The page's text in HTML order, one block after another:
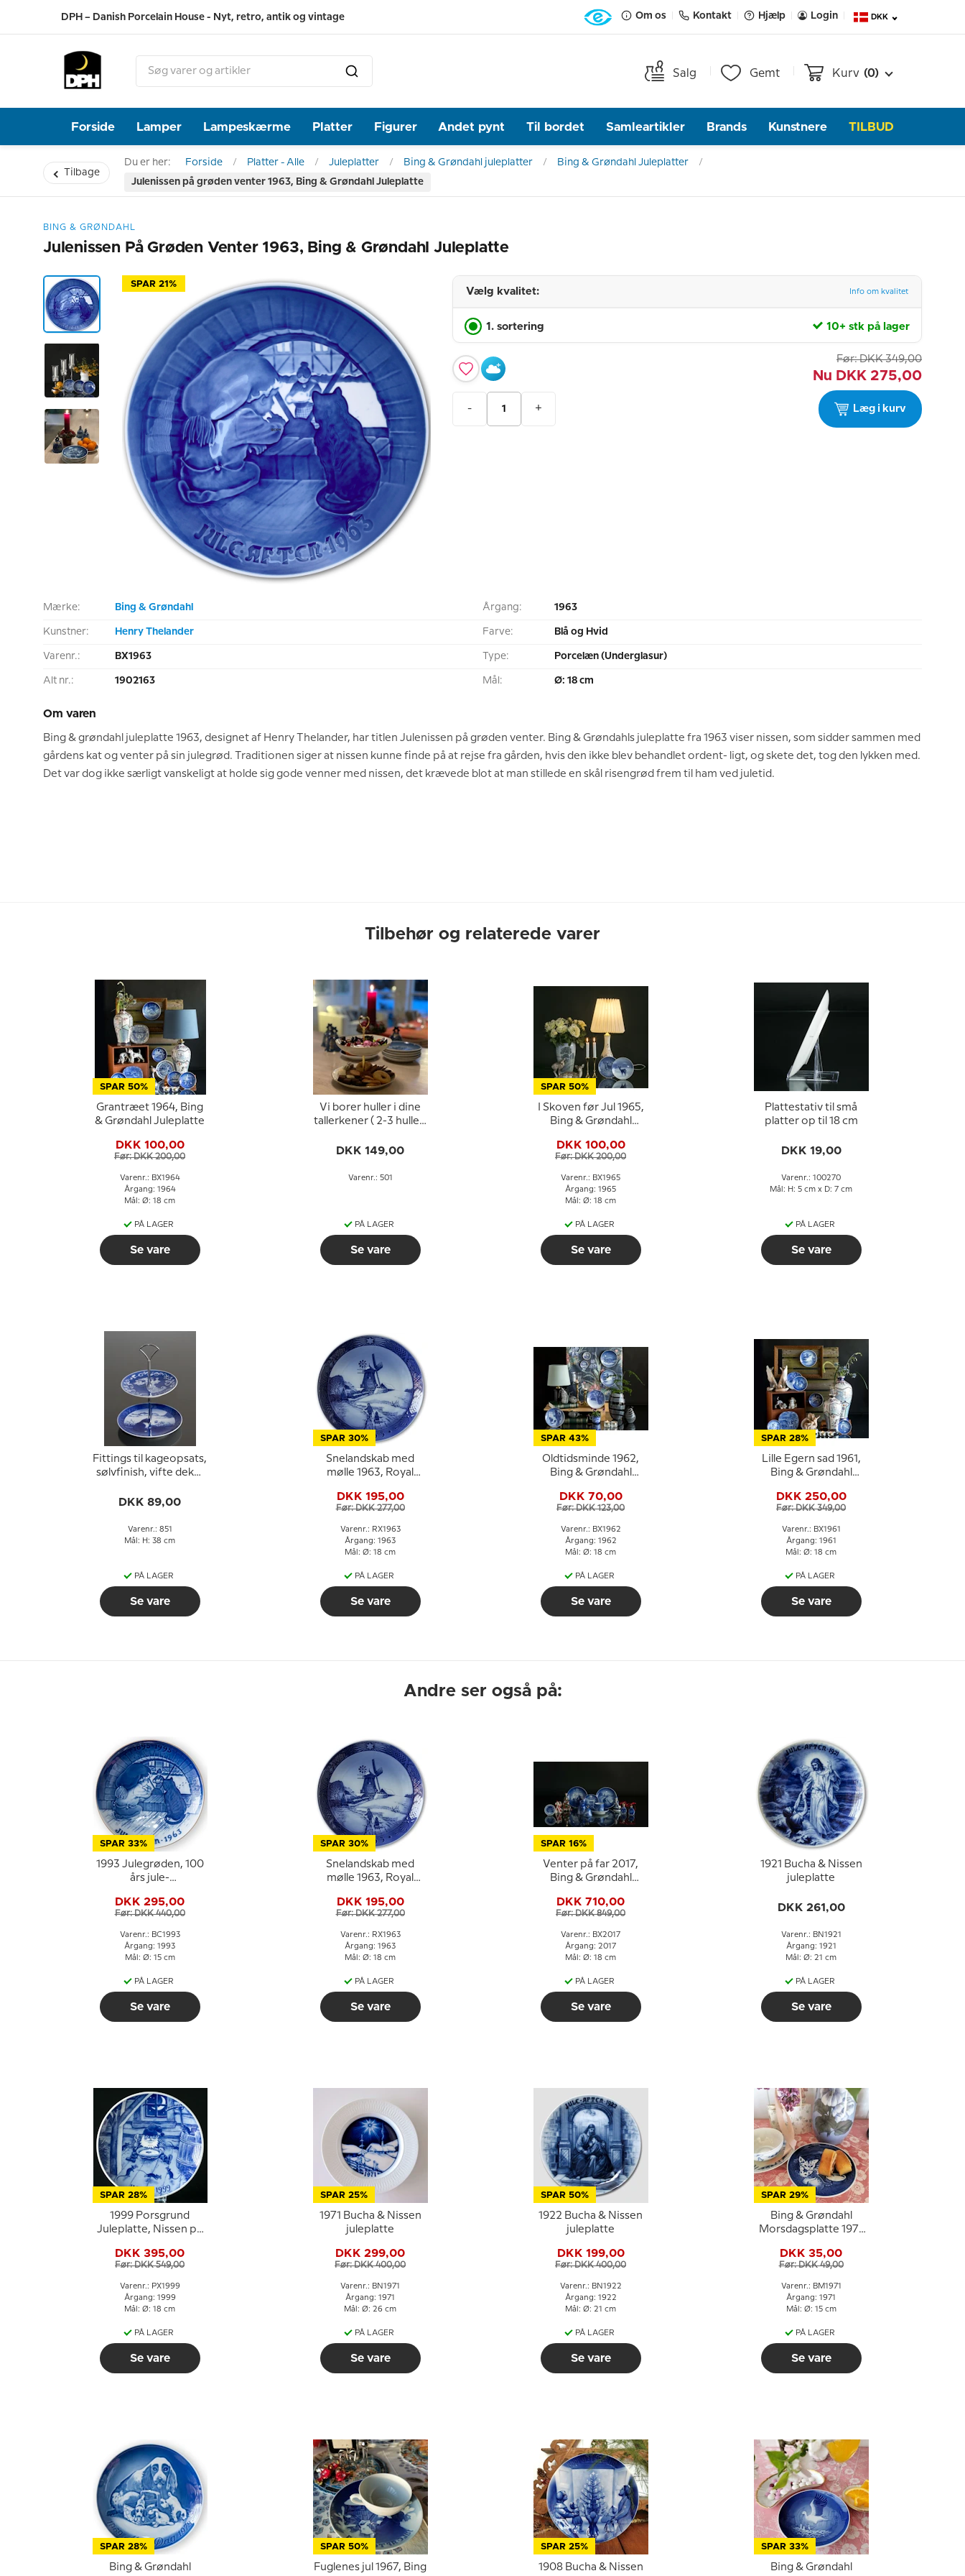
DPH – Danish Porcelain House - Nyt, retro, antik og vintage Om os Kontakt Hjælp Login DKK
Salg Gemt Kurv (0)
Forside Lamper Lampeskærme Platter Figurer Andet pynt Til bordet Samleartikler Brands Kunstnere TILBUD
Tilbage
Du er her: Forside Platter - Alle Juleplatter Bing & Grøndahl juleplatter
Bing & Grøndahl Juleplatter
Julenissen på grøden venter 1963, Bing & Grøndahl Juleplatte
BING & GRØNDAHL
Julenissen På Grøden Venter 1963, Bing & Grøndahl Juleplatte
SPAR 21%
Vælg kvalitet: Info om kvalitet
1. sortering 10+ stk på lager
Før: DKK 349,00
Nu DKK 275,00
- + Læg i kurv
Mærke: Bing & Grøndahl
Kunstner: Henry Thelander
Varenr.: BX1963
Alt nr.: 1902163
Årgang: 1963
Farve: Blå og Hvid
Type: Porcelæn (Underglasur)
Mål: Ø: 18 cm
Om varen
Bing & grøndahl juleplatte 1963, designet af Henry Thelander, har titlen Julenissen på grøden venter. Bing & Grøndahls juleplatte fra 1963 viser nissen, som sidder sammen med
gårdens kat og venter på sin julegrød. Traditionen siger at nissen kunne finde på at rejse fra gården, hvis den ikke blev behandlet ordent- ligt, og skete det, tog den lykken med.
Det var dog ikke særligt vanskeligt at holde sig gode venner med nissen, det krævede blot at man stillede en skål risengrød frem til ham ved juletid.
Tilbehør og relaterede varer
SPAR 50%
Grantræet 1964, Bing
& Grøndahl Juleplatte
DKK 100,00
Før: DKK 200,00
Varenr.: BX1964
Årgang: 1964
Mål: Ø: 18 cm
PÅ LAGER
Se vare
Vi borer huller i dine
tallerkener ( 2-3 huller)
DKK 149,00
Varenr.: 501
PÅ LAGER
Se vare
SPAR 50%
I Skoven før Jul 1965,
Bing & Grøndahl
DKK 100,00
Før: DKK 200,00
Varenr.: BX1965
Årgang: 1965
Mål: Ø: 18 cm
PÅ LAGER
Se vare
Plattestativ til små
platter op til 18 cm
DKK 19,00
Varenr.: 100270
Mål: H: 5 cm x D: 7 cm
PÅ LAGER
Se vare
Fittings til kageopsats,
sølvfinish, vifte deko,
DKK 89,00
Varenr.: 851
Mål: H: 38 cm
PÅ LAGER
Se vare
SPAR 30%
Snelandskab med
mølle 1963, Royal
Juleplatte
DKK 195,00
Før: DKK 277,00
Varenr.: RX1963
Årgang: 1963
Mål: Ø: 18 cm
PÅ LAGER
Se vare
SPAR 43%
Oldtidsminde 1962,
Bing & Grøndahl
DKK 70,00
Før: DKK 123,00
Varenr.: BX1962
Årgang: 1962
Mål: Ø: 18 cm
PÅ LAGER
Se vare
SPAR 28%
Lille Egern sad 1961,
Bing & Grøndahl
DKK 250,00
Før: DKK 349,00
Varenr.: BX1961
Årgang: 1961
Mål: Ø: 18 cm
PÅ LAGER
Se vare
Andre ser også på:
SPAR 33%
1993 Julegrøden, 100
års jule-
& Grøndahl
DKK 295,00
Før: DKK 440,00
Varenr.: BC1993
Årgang: 1993
Mål: Ø: 15 cm
PÅ LAGER
Se vare
SPAR 30%
Snelandskab med
mølle 1963, Royal
Juleplatte
DKK 195,00
Før: DKK 277,00
Varenr.: RX1963
Årgang: 1963
Mål: Ø: 18 cm
PÅ LAGER
Se vare
SPAR 16%
Venter på far 2017,
Bing & Grøndahl
DKK 710,00
Før: DKK 849,00
Varenr.: BX2017
Årgang: 2017
Mål: Ø: 18 cm
PÅ LAGER
Se vare
1921 Bucha & Nissen
juleplatte
DKK 261,00
Varenr.: BN1921
Årgang: 1921
Mål: Ø: 21 cm
PÅ LAGER
Se vare
SPAR 28%
1999 Porsgrund
Juleplatte, Nissen på
DKK 395,00
Før: DKK 549,00
Varenr.: PX1999
Årgang: 1999
Mål: Ø: 18 cm
PÅ LAGER
Se vare
SPAR 25%
1971 Bucha & Nissen
juleplatte
DKK 299,00
Før: DKK 400,00
Varenr.: BN1971
Årgang: 1971
Mål: Ø: 26 cm
PÅ LAGER
Se vare
SPAR 50%
1922 Bucha & Nissen
juleplatte
DKK 199,00
Før: DKK 400,00
Varenr.: BN1922
Årgang: 1922
Mål: Ø: 21 cm
PÅ LAGER
Se vare
SPAR 29%
Bing & Grøndahl
Morsdagsplatte 1971
DKK 35,00
Før: DKK 49,00
Varenr.: BM1971
Årgang: 1971
Mål: Ø: 15 cm
PÅ LAGER
Se vare
SPAR 28%
Bing & Grøndahl
SPAR 50%
Fuglenes jul 1967, Bing
SPAR 25%
1908 Bucha & Nissen
SPAR 33%
Bing & Grøndahl